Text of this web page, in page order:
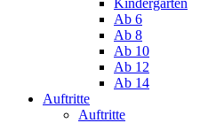
Kindergarten
Ab 6
Ab 8
Ab 10
Ab 12
Ab 14
Auftritte
Auftritte